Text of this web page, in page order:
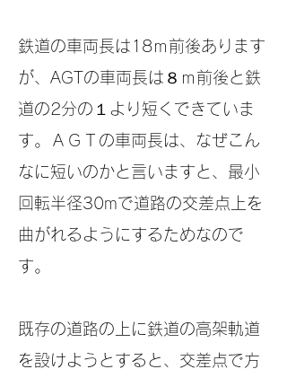
鉄道の車両長は18ｍ前後あります
が、AGTの車両長は８ｍ前後と鉄
道の2分の１より短くできていま
す。
ＡＧＴの車両長は、なぜこん
なに短いのかと言いますと、最小
回転半径30mで道路の交差点上を
曲がれるようにするためなので
す。
既存の道路の上に鉄道の高架軌道
を設けようとすると、交差点で方